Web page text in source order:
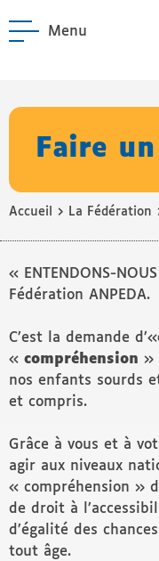
Menu
Faire
Accueil › La Fédération
« ENTENDONS-
Fédération ANPEDA.
C’est la demande d’«
« compréhension »
nos enfants sourds
et compris.
Grâce à vous et à
agir aux niveaux
« compréhension »
de droit à
d’égalité des
tout âge.